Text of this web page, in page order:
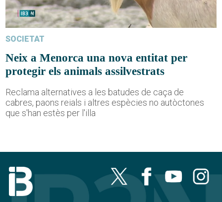
SOCIETAT
Neix a Menorca una nova entitat per
protegir els animals assilvestrats
Reclama alternatives a les batudes de caça de
cabres, paons reials i altres espècies no autòctones
que s'han estès per l'illa